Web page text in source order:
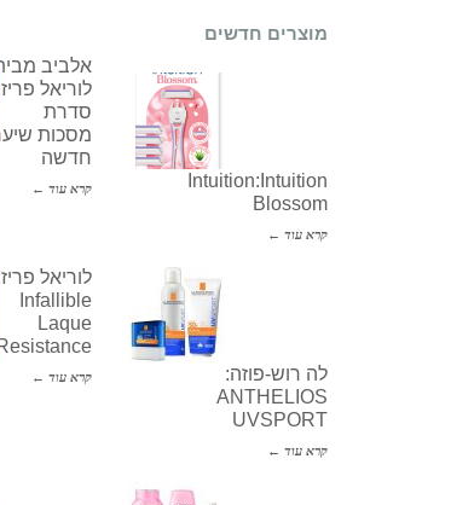
מוצרים חדשים
אלביב
לוריאל
סדרת
מסכות
חדשה
קרא עוד ←
Intuition:Intuition
Blossom
קרא עוד ←
לוריאל
Infallible
Laque
קרא עוד ←
לה רוש-פוזה:
ANTHELIOS
UVSPORT
קרא עוד ←